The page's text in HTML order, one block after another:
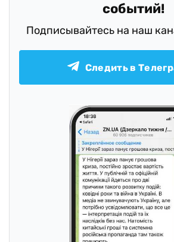
событий!
Подписывайтесь на наш
Следить в